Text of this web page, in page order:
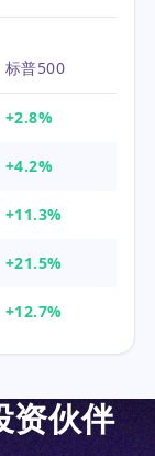
标普500
+2.8%
+4.2%
+11.3%
+21.5%
+12.7%
伙伴